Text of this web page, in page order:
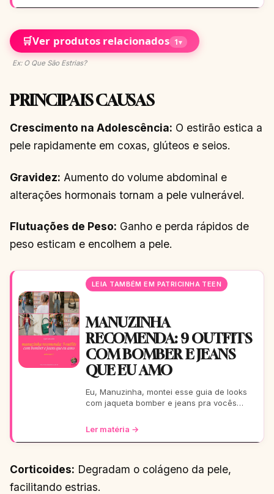
🛒Ver produtos relacionados 1▾
Ex: O Que São Estrias?
PRINCIPAIS CAUSAS
Crescimento na Adolescência: O estirão estica a
pele rapidamente em coxas, glúteos e seios.
Gravidez: Aumento do volume abdominal e
alterações hormonais tornam a pele vulnerável.
Flutuações de Peso: Ganho e perda rápidos de
peso esticam e encolhem a pele.
LEIA TAMBÉM EM PATRICINHA TEEN
MANUZINHA
RECOMENDA: 9 OUTFITS
COM BOMBER E JEANS
QUE EU AMO
Eu, Manuzinha, montei esse guia de looks
com jaqueta bomber e jeans pra vocês
Tudo testado e aprova
Ler matéria →
Corticoides: Degradam o colágeno da pele,
facilitando estrias.